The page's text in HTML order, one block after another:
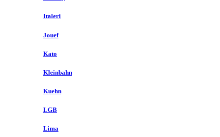
Italeri
Jouef
Kato
Kleinbahn
Kuehn
LGB
Lima